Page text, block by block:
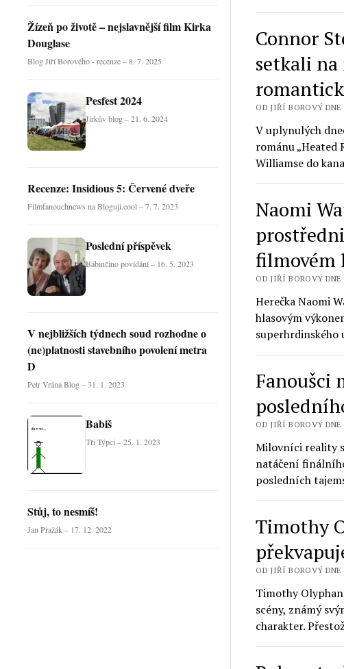
Žízeň po životě – nejslavnější film Kirka
Douglase
Blog Jiří Borového - recenze – 8. 7. 2025
Pesfest 2024
Jirkův blog – 21. 6. 2024
Recenze: Insidious 5: Červené dveře
Filmfanouchnews na Bloguji.cool – 7. 7. 2023
Poslední příspěvek
Bábinčino povídání – 16. 5. 2023
V nejbližších týdnech soud rozhodne o
(ne)platnosti stavebního povolení metra
D
Petr Vrána Blog – 31. 1. 2023
Babiš
Tři Týpci – 25. 1. 2023
Stůj, to nesmíš!
Jan Pražák – 17. 12. 2022
Connor
setkali na
OD JIŘÍ BOROVÝ DNE
V uplynulých
románu „Heated
Williamse do
Naomi
filmovém
OD JIŘÍ BOROVÝ DNE
Herečka Naomi
hlasovým
superhrdinského
Fanoušci
OD JIŘÍ BOROVÝ DNE
Milovníci reality
natáčení
posledních
Timothy
OD JIŘÍ BOROVÝ DNE
Timothy
scény, známý
charakter.